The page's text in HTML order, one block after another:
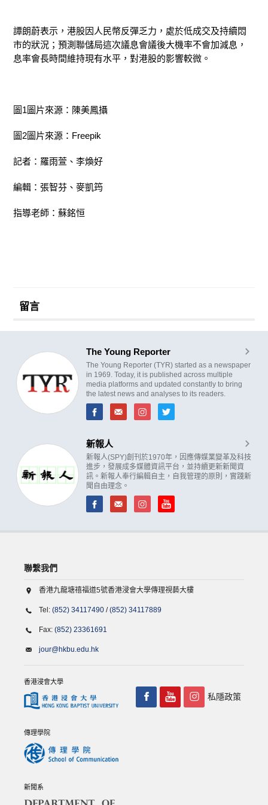
譚朗蔚表示，港股因人民幣反彈乏力，處於低成交及持續悶
市的狀況；預測聯儲局這次議息會議後大機率不會加減息，
息率會長時間維持現有水平，對港股的影響較微。
圖1圖片來源：陳美鳳攝
圖2圖片來源：Freepik
記者：羅雨萱、李煥好
編輯：張智芬、麥凱筠
指導老師：蘇銘恒
留言
The Young Reporter
The Young Reporter (TYR) started as a newspaper
in 1969. Today, it is published across multiple
media platforms and updated constantly to bring
the latest news and analyses to its readers.
新報人
新報人(SPY)創刊於1970年，因應傳媒業變革及科技
進步，發展成多媒體資訊平台，並持續更新新聞資
訊。新報人奉行編輯自主，自我管理的原則，實踐新
聞自由理念。
聯繫我們
香港九龍塘禧福道5號香港浸會大學傳理視藝大樓
Tel: (852) 34117490 /(852) 34117889
Fax: (852) 23361691
jour@hkbu.edu.hk
香港浸會大學
傳理學院
新聞系
私隱政策